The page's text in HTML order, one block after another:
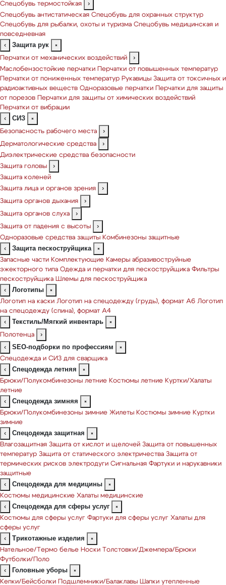
Спецобувь термостойкая
›
Спецобувь антистатическая Спецобувь для охранных структур
Спецобувь для рыбалки, охоты и туризма Спецобувь медицинская и
повседневная
‹
Защита рук
×
Перчатки от механических воздействий
›
Маслобензостойкие перчатки Перчатки от повышенных температур
Перчатки от пониженных температур Рукавицы Защита от токсичных и
радиоактивных веществ Одноразовые перчатки Перчатки для защиты
от порезов Перчатки для защиты от химических воздействий
Перчатки от вибрации
‹
СИЗ
×
Безопасность рабочего места
›
Дерматологические средства
›
Диэлектрические средства безопасности
Защита головы
›
Защита коленей
Защита лица и органов зрения
›
Защита органов дыхания
›
Защита органов слуха
›
Защита от падения с высоты
›
Одноразовые средства защиты Комбинезоны защитные
‹
Защита пескоструйщика
×
Запасные части Комплектующие Камеры абразивоструйные
эжекторного типа Одежда и перчатки для пескоструйщика Фильтры
пескоструйщика Шлемы для пескоструйщика
‹
Логотипы
×
Логотип на каски Логотип на спецодежду (грудь), формат А6 Логотип
на спецодежду (спина), формат А4
‹
Текстиль/Мягкий инвентарь
×
Полотенца
›
‹
SEO-подборки по профессиям
×
Спецодежда и СИЗ для сварщика
‹
Спецодежда летняя
×
Брюки/Полукомбинезоны летние Костюмы летние Куртки/Халаты
летние
‹
Спецодежда зимняя
×
Брюки/Полукомбинезоны зимние Жилеты Костюмы зимние Куртки
зимние
‹
Спецодежда защитная
×
Влагозащитная Защита от кислот и щелочей Защита от повышенных
температур Защита от статического электричества Защита от
термических рисков электродуги Сигнальная Фартуки и нарукавники
защитные
‹
Спецодежда для медицины
×
Костюмы медицинские Халаты медицинские
‹
Спецодежда для сферы услуг
×
Костюмы для сферы услуг Фартуки для сферы услуг Халаты для
сферы услуг
‹
Трикотажные изделия
×
Нательное/Термо белье Носки Толстовки/Джемпера/Брюки
Футболки/Поло
‹
Головные уборы
×
Кепки/Бейсболки Подшлемники/Балаклавы Шапки утепленные